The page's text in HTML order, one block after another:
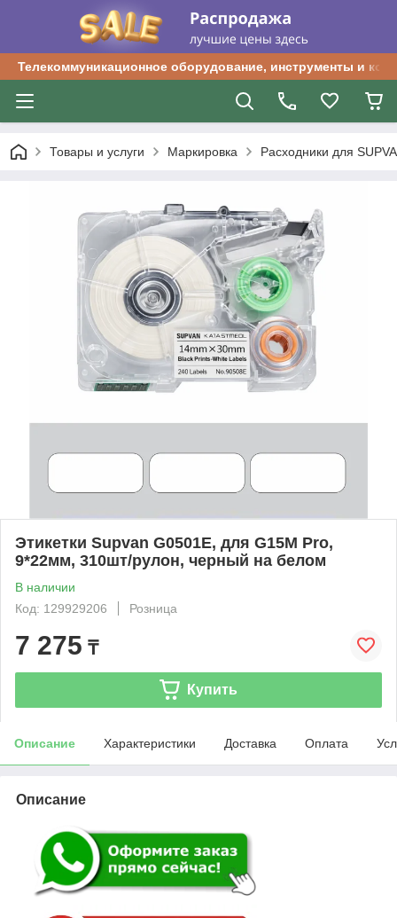
Телекоммуникационное оборудование, инструменты и
Товары и услуги Маркировка Расходники для
Этикетки Supvan G0501E, для G15M Pro,
9*22мм, 310шт/рулон, черный на белом
В наличии
Код: 129929206
Розница
7 275 ₸
Купить
Описание Характеристики Доставка Оплата
Описание